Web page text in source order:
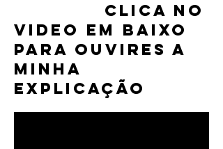
CLICA NO
VIDEO EM BAIXO
PARA OUVIRES A
MINHA
EXPLICAÇÃO